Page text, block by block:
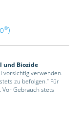
®)
und Biozide
vorsichtig verwenden.
zu befolgen.“ Für
Gebrauch stets